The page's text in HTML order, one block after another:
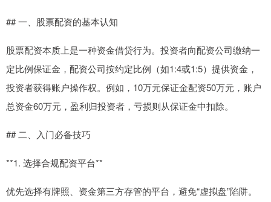
## 一、股票配资的基本认知
股票配资本质上是一种资金借贷行为。投资者向配资公司缴纳一
定比例保证金，配资公司按约定比例（如1:4或1:5）提供资金，
投资者获得账户操作权。例如，10万元保证金配资50万元，账户
总资金60万元，盈利归投资者，亏损则从保证金中扣除。
## 二、入门必备技巧
**1. 选择合规配资平台**
优先选择有牌照、资金第三方存管的平台，避免“虚拟盘”陷阱。